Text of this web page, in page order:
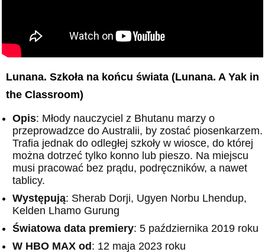
Lunana. Szkoła na końcu świata (Lunana. A Yak in
the Classroom)
Opis: Młody nauczyciel z Bhutanu marzy o
przeprowadzce do Australii, by zostać piosenkarzem.
Trafia jednak do odległej szkoły w wiosce, do której
można dotrzeć tylko konno lub pieszo. Na miejscu
musi pracować bez prądu, podręczników, a nawet
tablicy.
Występują: Sherab Dorji, Ugyen Norbu Lhendup,
Kelden Lhamo Gurung
Światowa data premiery: 5 października 2019 roku
W HBO MAX od : 12 maja 2023 roku